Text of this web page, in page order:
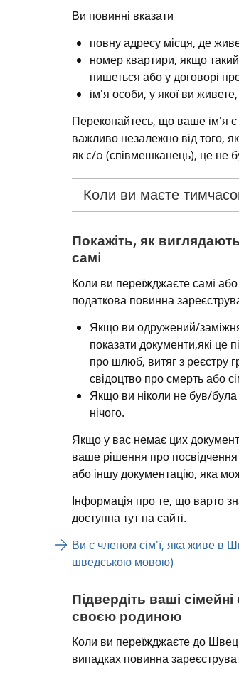
Ви повинні вказати
повну адресу місця, де
номер квартири, якщо
пишеться або у договорі
ім'я особи, у якої ви
Переконайтесь, що ваше ім'я є
важливо незалежно від того,
як c/o (співмешканець), це не
Коли ви маєте
Покажіть, як
самi
Коли ви переїжджаєте самi
податкова повинна
Якщо ви одружений/
показати документи,які це
про шлюб, витяг з реєстру
свідоцтво про смерть або
Якщо ви ніколи не був/
нічого.
Якщо у вас немає цих
ваше рішення про
або іншу документацію, яка
Інформація про те, що варто
доступна тут на сайті.
Ви є членом сім'ї, яка живе в
шведською мовою)
Підвердіть ваші
своєю родиною
Коли ви переїжджаєте до
випадках повинна